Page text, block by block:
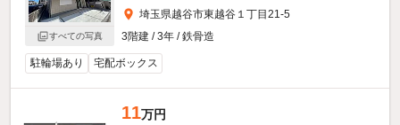
すべての写真
埼玉県越谷市東越谷１丁目21-5
3階建 / 3年 / 鉄骨造
駐輪場あり 宅配ボックス
11万円